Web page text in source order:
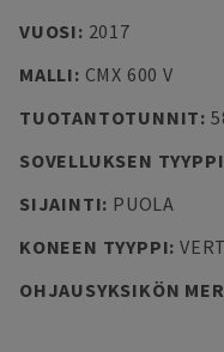
VUOSI: 2017
MALLI: CMX 600 V
TUOTANTOTUNNIT:
SOVELLUKSEN TYYPPI
SIJAINTI: PUOLA
KONEEN TYYPPI:
OHJAUSYKSIKÖN